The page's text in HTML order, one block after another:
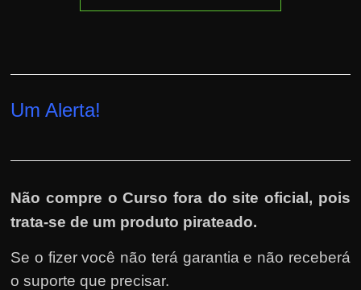
Um Alerta!
Não compre o Curso fora do site oficial, pois
trata-se de um produto pirateado.
Se o fizer você não terá garantia e não receberá
o suporte que precisar.